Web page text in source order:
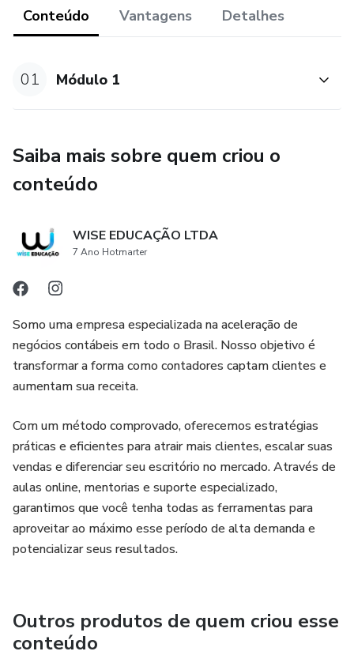
Conteúdo Vantagens Detalhes
01 Módulo 1
Saiba mais sobre quem criou o
conteúdo
WISE EDUCAÇÃO LTDA
7 Ano Hotmarter
Somo uma empresa especializada na aceleração de
negócios contábeis em todo o Brasil. Nosso objetivo é
transformar a forma como contadores captam clientes e
aumentam sua receita.
Com um método comprovado, oferecemos estratégias
práticas e eficientes para atrair mais clientes, escalar suas
vendas e diferenciar seu escritório no mercado. Através de
aulas online, mentorias e suporte especializado,
garantimos que você tenha todas as ferramentas para
aproveitar ao máximo esse período de alta demanda e
potencializar seus resultados.
Outros produtos de quem criou esse
conteúdo